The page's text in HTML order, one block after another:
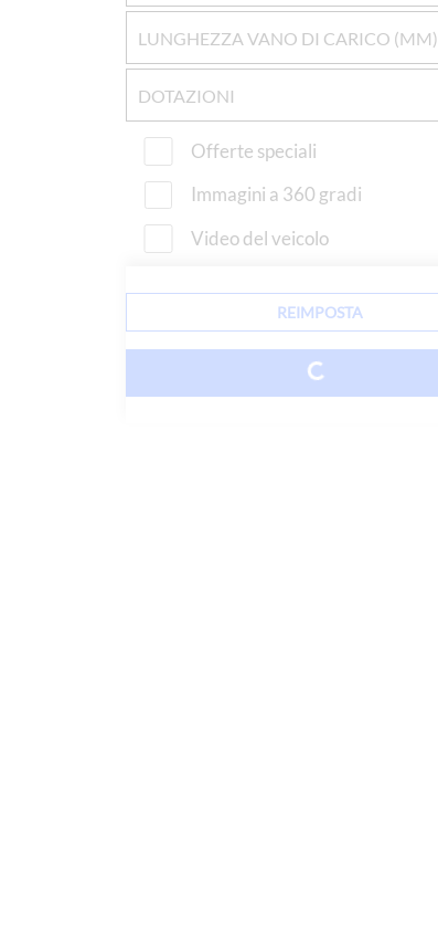
LUNGHEZZA VANO DI CARICO (MM)
DOTAZIONI
Offerte speciali
Immagini a 360 gradi
Video del veicolo
REIMPOSTA
0 VEHICLES